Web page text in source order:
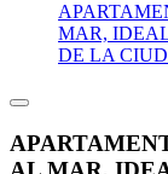
MAR,
DE LA